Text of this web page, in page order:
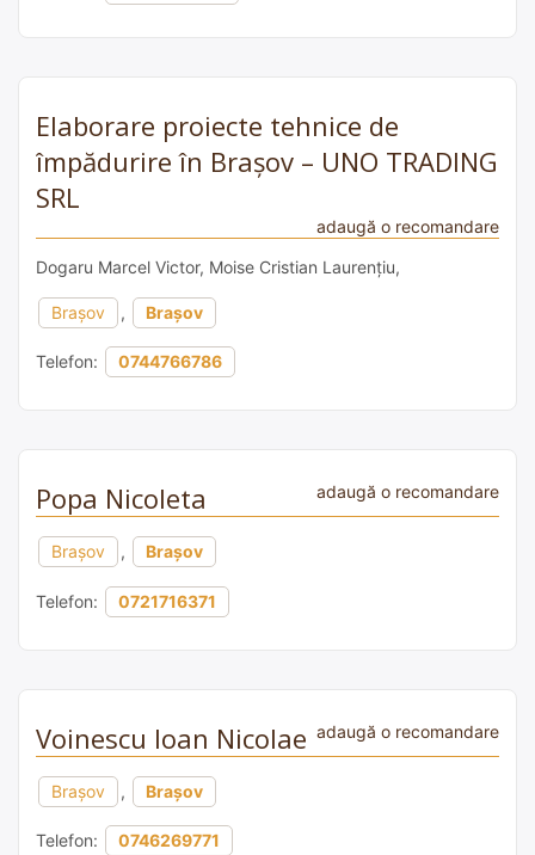
Elaborare proiecte tehnice de
împădurire în Brașov – UNO TRADING
SRL
adaugă o recomandare
Dogaru Marcel Victor, Moise Cristian Laurențiu,
Brașov , Brașov
Telefon: 0744766786
Popa Nicoleta adaugă o recomandare
Brașov , Brașov
Telefon: 0721716371
Voinescu Ioan Nicolae adaugă o recomandare
Brașov , Brașov
Telefon: 0746269771